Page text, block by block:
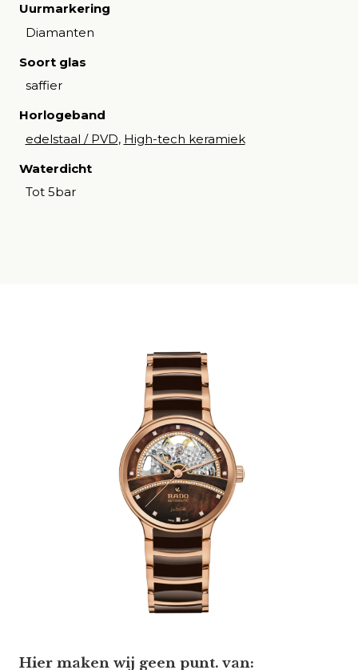
Uurmarkering
Diamanten
Soort glas
saffier
Horlogeband
edelstaal / PVD, High-tech keramiek
Waterdicht
Tot 5bar
Hier maken wij geen punt. van: